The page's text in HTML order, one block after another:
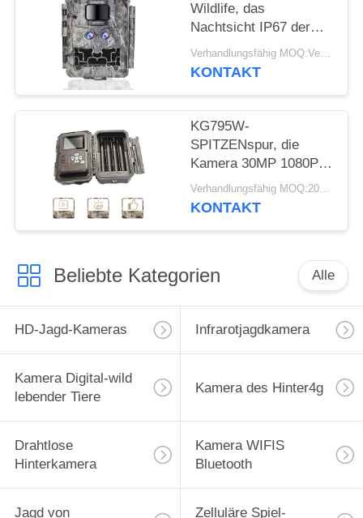
Wildlife, das
Nachtsicht IP67 der
Kamera-1080P jagt
Verhandlungsfähig MOQ:Verkäuflich
KONTAKT
KG795W-
SPITZENspur, die
Kamera 30MP 1080P
HD für Tier der wild
lebenden Tiere jagt
Verhandlungsfähig MOQ:20pcs
KONTAKT
Beliebte Kategorien Alle
HD-Jagd-Kameras Infrarotjagdkamera
Kamera Digital-wild
lebender Tiere
Kamera des Hinter4g
Drahtlose
Hinterkamera
Kamera WIFIS
Bluetooth
Jagd von Zelluläre Spiel-